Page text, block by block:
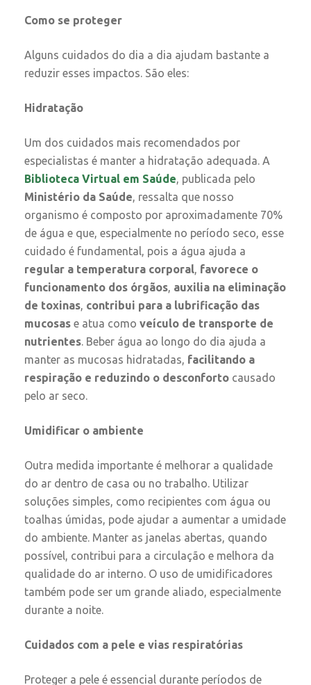
Como se proteger
Alguns cuidados do dia a dia ajudam bastante a
reduzir esses impactos. São eles:
Hidratação
Um dos cuidados mais recomendados por
especialistas é manter a hidratação adequada. A
Biblioteca Virtual em Saúde, publicada pelo
Ministério da Saúde, ressalta que nosso
organismo é composto por aproximadamente 70%
de água e que, especialmente no período seco, esse
cuidado é fundamental, pois a água ajuda a
regular a temperatura corporal, favorece o
funcionamento dos órgãos, auxilia na eliminação
de toxinas, contribui para a lubrificação das
mucosas e atua como veículo de transporte de
nutrientes. Beber água ao longo do dia ajuda a
manter as mucosas hidratadas, facilitando a
respiração e reduzindo o desconforto causado
pelo ar seco.
Umidificar o ambiente
Outra medida importante é melhorar a qualidade
do ar dentro de casa ou no trabalho. Utilizar
soluções simples, como recipientes com água ou
toalhas úmidas, pode ajudar a aumentar a umidade
do ambiente. Manter as janelas abertas, quando
possível, contribui para a circulação e melhora da
qualidade do ar interno. O uso de umidificadores
também pode ser um grande aliado, especialmente
durante a noite.
Cuidados com a pele e vias respiratórias
Proteger a pele é essencial durante períodos de